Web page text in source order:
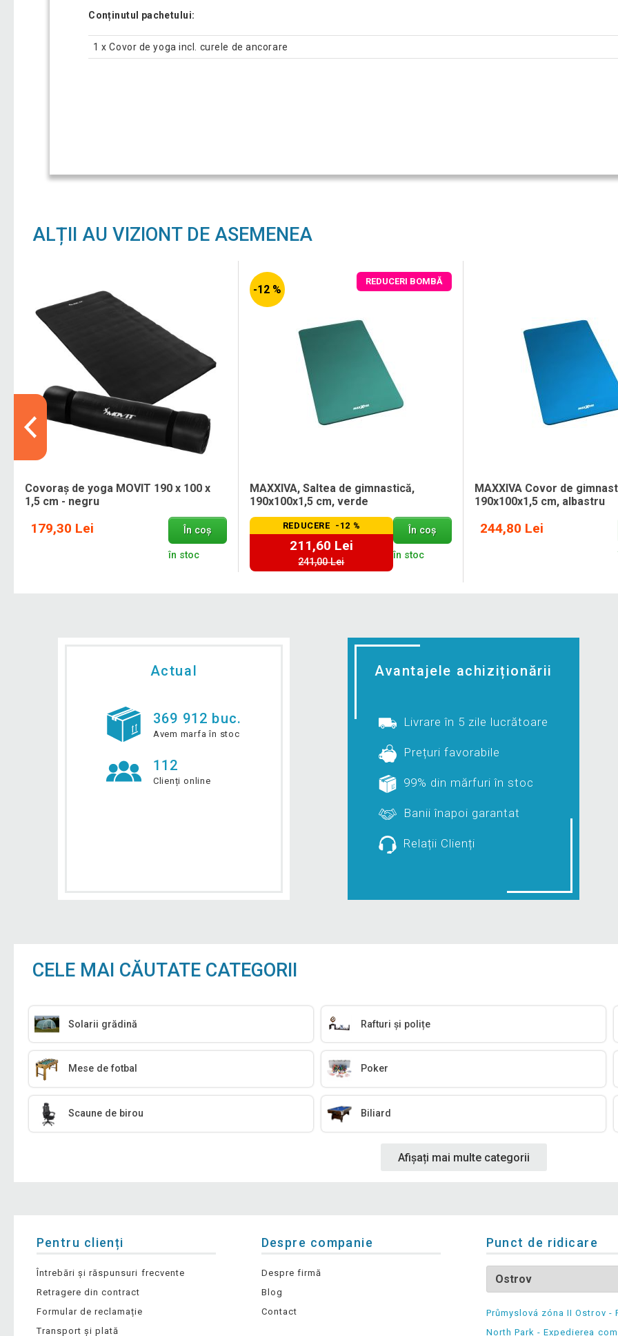
Conținutul pachetului:
1 x Covor de yoga incl. curele de ancorare
ALȚII AU VIZIONT DE ASEMENEA
Covoraș de yoga MOVIT 190 x 100 x
1,5 cm - negru
179,30 Lei În coș
în stoc
-12 %
REDUCERI BOMBĂ
MAXXIVA, Saltea de gimnastică,
190x100x1,5 cm, verde
REDUCERE -12 %
211,60 Lei
241,00 Lei
În coș
în stoc
MAXXIVA Covor de
190x100x1,5 cm, albastru
244,80 Lei
Actual
369 912 buc.
Avem marfa în stoc
112
Clienți online
Avantajele achiziționării
Livrare în 5 zile lucrătoare
Prețuri favorabile
99% din mărfuri în stoc
Banii înapoi garantat
Relații Clienți
CELE MAI CĂUTATE CATEGORII
Solarii grădină Rafturi și polițe
Mese de fotbal Poker
Scaune de birou Biliard
Afișați mai multe categorii
Pentru clienți
Întrebări și răspunsuri frecvente
Retragere din contract
Formular de reclamație
Transport și plată
Despre companie
Despre firmă
Blog
Contact
Punct de ridicare
Průmyslová zóna II Ostrov -
North Park - Expedierea